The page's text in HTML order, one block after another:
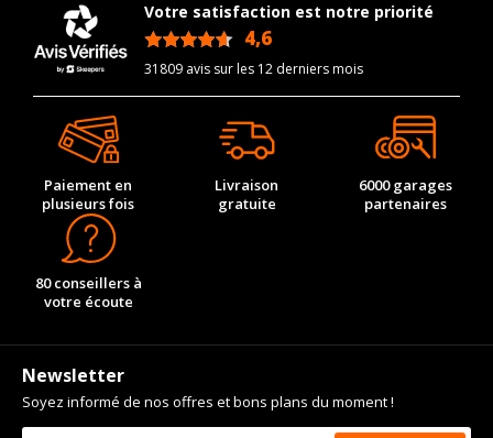
Votre satisfaction est notre priorité
4,6
31809 avis sur les 12 derniers mois
Paiement en
plusieurs fois
Livraison
gratuite
6000 garages
partenaires
80 conseillers à
votre écoute
Newsletter
Soyez informé de nos offres et bons plans du moment !